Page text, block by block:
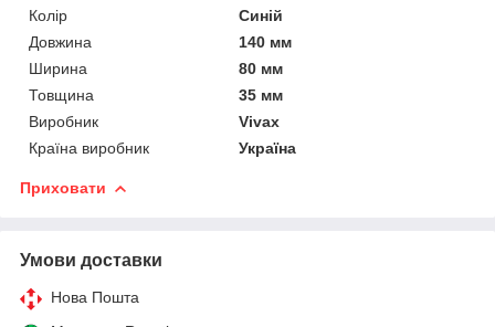
Колір
Синій
Довжина
140 мм
Ширина
80 мм
Товщина
35 мм
Виробник
Vivax
Країна виробник
Україна
Приховати
Умови доставки
Нова Пошта